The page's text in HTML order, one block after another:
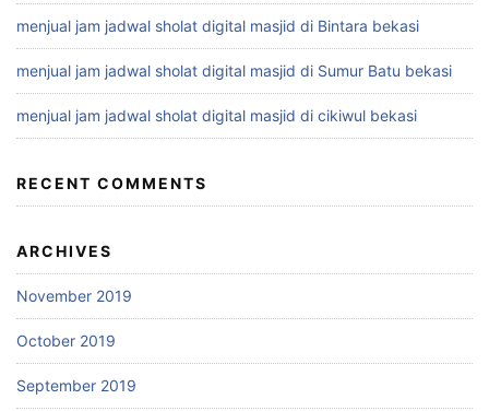
menjual jam jadwal sholat digital masjid di Bintara bekasi
menjual jam jadwal sholat digital masjid di Sumur Batu bekasi
menjual jam jadwal sholat digital masjid di cikiwul bekasi
RECENT COMMENTS
ARCHIVES
November 2019
October 2019
September 2019